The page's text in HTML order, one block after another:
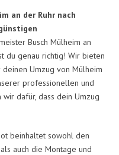
an der Ruhr nach
Busch Mülheim an
du genau richtig! Wir bieten
Umzug von Mülheim
professionellen und
dafür, dass dein Umzug
beinhaltet sowohl den
auch die Montage und